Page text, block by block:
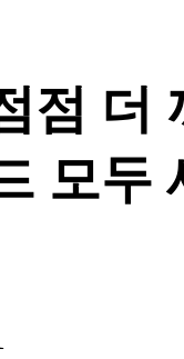
점 더
모두